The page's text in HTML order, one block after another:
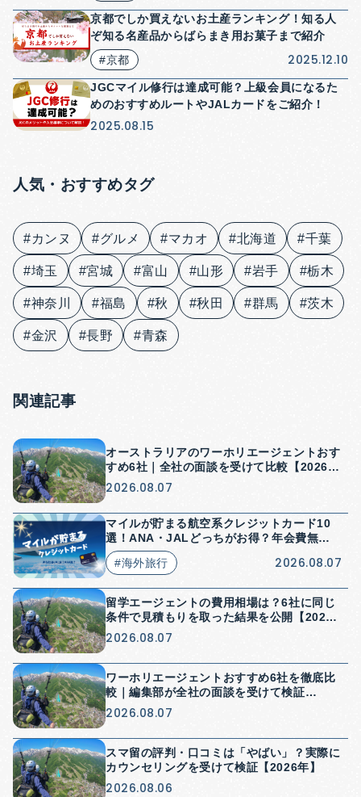
京都でしか買えないお土産ランキング！知る人
ぞ知る名産品からばらまき用お菓子まで紹介
#京都
2025.12.10
JGCマイル修行は達成可能？上級会員になるた
めのおすすめルートやJALカードをご紹介！
2025.08.15
人気・おすすめタグ
#カンヌ #グルメ #マカオ #北海道 #千葉
#埼玉 #宮城 #富山 #山形 #岩手 #栃木
#神奈川 #福島 #秋 #秋田 #群馬 #茨木
#金沢 #長野 #青森
関連記事
オーストラリアのワーホリエージェントおす
すめ6社｜全社の面談を受けて比較【2026
年】
2026.08.07
マイルが貯まる航空系クレジットカード10
選！ANA・JALどっちがお得？年会費無料
はある？
#海外旅行
2026.08.07
留学エージェントの費用相場は？6社に同じ
条件で見積もりを取った結果を公開【2026
年】
2026.08.07
ワーホリエージェントおすすめ6社を徹底比
較｜編集部が全社の面談を受けて検証
【2026年】
2026.08.07
スマ留の評判・口コミは「やばい」？実際に
カウンセリングを受けて検証【2026年】
2026.08.06